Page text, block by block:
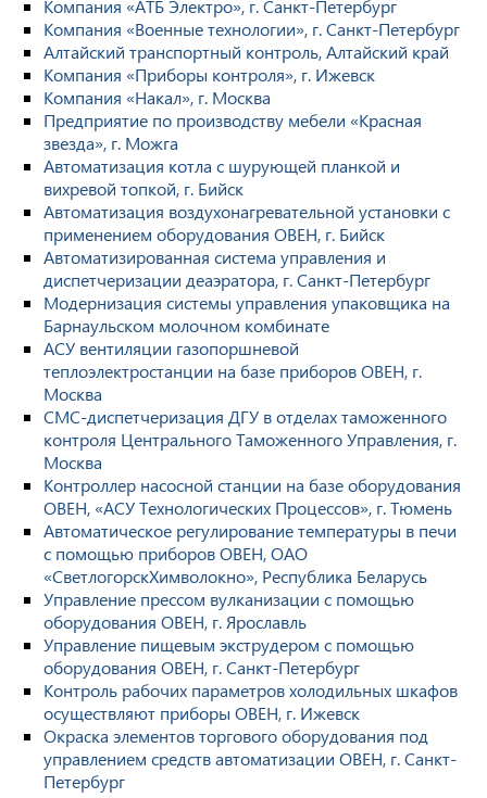
Компания «АТБ Электро», г. Санкт-Петербург
Компания «Военные технологии», г. Санкт-Петербург
Алтайский транспортный контроль, Алтайский край
Компания «Приборы контроля», г. Ижевск
Компания «Накал», г. Москва
Предприятие по производству мебели «Красная
звезда», г. Можга
Автоматизация котла с шурующей планкой и
вихревой топкой, г. Бийск
Автоматизация воздухонагревательной установки с
применением оборудования ОВЕН, г. Бийск
Автоматизированная система управления и
диспетчеризации деаэратора, г. Санкт-Петербург
Модернизация системы управления упаковщика на
Барнаульском молочном комбинате
АСУ вентиляции газопоршневой
теплоэлектростанции на базе приборов ОВЕН, г.
Москва
СМС-диспетчеризация ДГУ в отделах таможенного
контроля Центрального Таможенного Управления, г.
Москва
Контроллер насосной станции на базе оборудования
ОВЕН, «АСУ Технологических Процессов», г. Тюмень
Автоматическое регулирование температуры в печи
с помощью приборов ОВЕН, ОАО
«СветлогорскХимволокно», Республика Беларусь
Управление прессом вулканизации с помощью
оборудования ОВЕН, г. Ярославль
Управление пищевым экструдером с помощью
оборудования ОВЕН, г. Санкт-Петербург
Контроль рабочих параметров холодильных шкафов
осуществляют приборы ОВЕН, г. Ижевск
Окраска элементов торгового оборудования под
управлением средств автоматизации ОВЕН, г. Санкт-
Петербург